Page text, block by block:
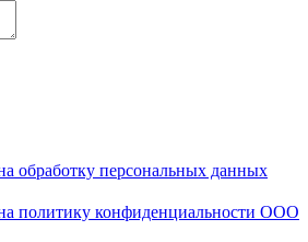
обработку персональных данных
на политику конфиденциальности ООО